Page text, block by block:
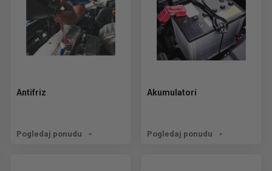
Antifriz
Pogledaj ponudu
Akumulatori
Pogledaj ponudu